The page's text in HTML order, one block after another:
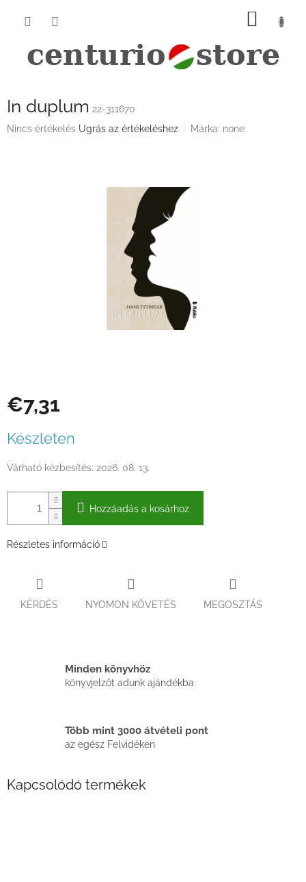
KOSÁR
In duplum 22-311670
A
Nincs értékelés Ugrás az értékeléshez Márka: none
€7,31
Készleten
Várható kézbesítés: 2026. 08. 13.
Hozzáadás a kosárhoz
Részletes információ
KÉRDÉS NYOMON KÖVETÉS MEGOSZTÁS
Minden könyvhöz
könyvjelzőt adunk ajándékba
Több mint 3000 átvételi pont
az egész Felvidéken
Kapcsolódó termékek